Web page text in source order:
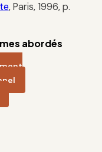
, Paris, 1996, p.
abordés